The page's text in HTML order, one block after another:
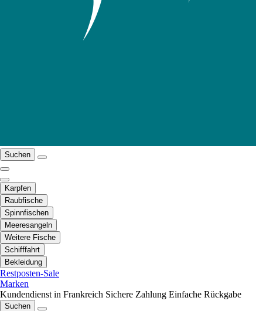
Suchen
Karpfen
Raubfische
Spinnfischen
Meeresangeln
Weitere Fische
Schifffahrt
Bekleidung
Restposten-Sale
Marken
Kundendienst in Frankreich Sichere Zahlung Einfache Rückgabe
Suchen